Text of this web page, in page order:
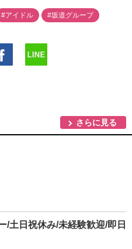
#アイドル #坂道グループ
さらに見る
/土日祝休み/未経験歓迎/即日